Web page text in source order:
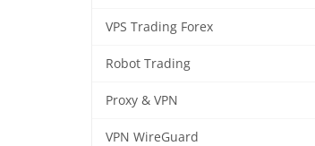
VPS Trading Forex
Robot Trading
Proxy & VPN
VPN WireGuard